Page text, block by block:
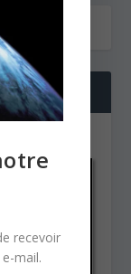
recevoir
mail.